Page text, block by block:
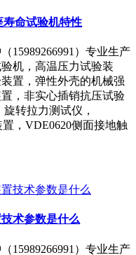
寿命试验机特性
15989266991）专业生产
机，高温压力试验装
置，弹性外壳的机械强
，非实心插销抗压试验
转拉力测试仪，
，VDE0620侧面接地触
术参数是什么
15989266991）专业生产